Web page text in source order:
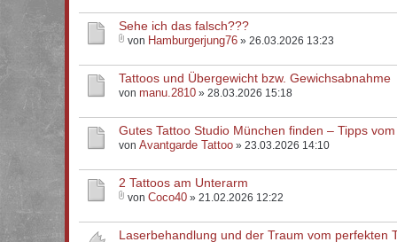
Sehe ich das falsch???
von Hamburgerjung76 » 26.03.2026 13:23
Tattoos und Übergewicht bzw. Gewichsabnahme
von manu.2810 » 28.03.2026 15:18
Gutes Tattoo Studio München finden – Tipps
von Avantgarde Tattoo » 23.03.2026 14:10
2 Tattoos am Unterarm
von Coco40 » 21.02.2026 12:22
Laserbehandlung und der Traum vom perfekten